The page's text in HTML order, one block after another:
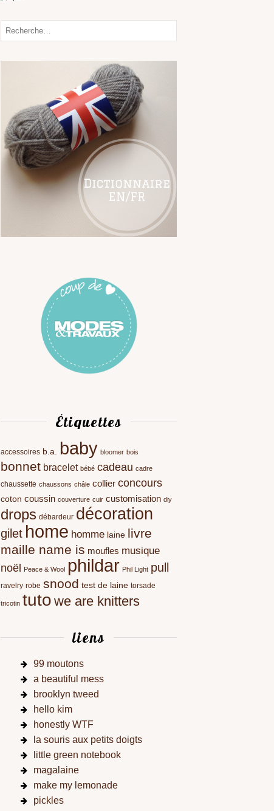
Étiquettes
accessoires b.a. baby bloomer bois
bonnet bracelet bébé cadeau cadre
chaussette chaussons châle collier concours
coton coussin couverture cuir customisation diy
drops débardeur décoration
gilet home homme laine livre
maille name is moufles musique
noël Peace & Wool phildar Phil Light pull
ravelry robe snood test de laine torsade
tricotin tuto we are knitters
liens
99 moutons
a beautiful mess
brooklyn tweed
hello kim
honestly WTF
la souris aux petits doigts
little green notebook
magalaine
make my lemonade
pickles